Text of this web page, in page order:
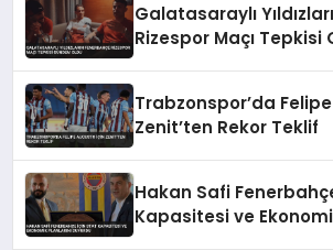
Galatasaraylı
Rizespor Maçı Tepkisi
Trabzonspor’da
Zenit’ten Rekor Teklif
Hakan Safi
Kapasitesi ve